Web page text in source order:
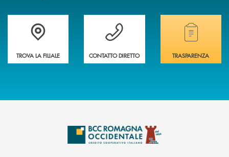
Accedi all' elenco completo delle filiali della banca.
TROVA LA FILIALE
Hai bisogno di assistenza immediata?
CONTATTO DIRETTO
Hai bisogno di
TRASPARENZA